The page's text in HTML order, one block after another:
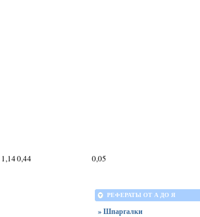
1,140,44 0,05
РЕФЕРАТЫ ОТ А ДО Я
» Шпаргалки